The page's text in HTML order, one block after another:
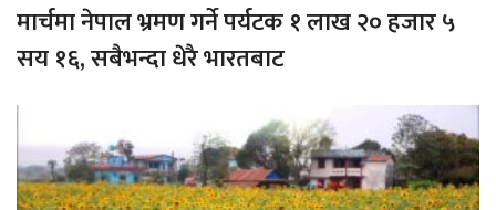
मार्चमा नेपाल भ्रमण गर्ने पर्यटक १ लाख २० हजार ५
सय १६, सबैभन्दा धेरै भारतबाट